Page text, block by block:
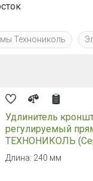
Технониколь
Удлинитель
регулируемый
ТЕХНОНИКОЛЬ
Длина: 240 мм